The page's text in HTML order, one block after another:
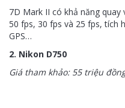
7D Mark II có khả năng
50 fps, 30 fps và 25 fps, tích
GPS…
2. Nikon D750
Giá tham khảo: 55 triệu